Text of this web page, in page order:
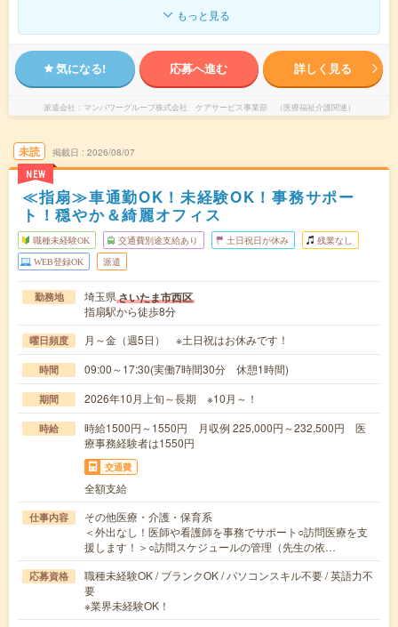
もっと見る
気になる! 応募へ進む 詳しく見る
派遣会社 マンパワーグループ株式会社 ケアサービス事業部 （医療福祉介護関連）
未読
NEW
掲載日 2026/08/07
≪指扇≫車通勤OK！未経験OK！事務サポー
ト！穏やか＆綺麗オフィス
職種未経験OK 交通費別途支給あり 土日祝日が休み 残業なし
WEB登録OK 派遣
勤務地 埼玉県さいたま市西区
指扇駅から徒歩8分
曜日頻度 月～金（週5日） ※土日祝はお休みです！
時間 09:00～17:30(実働7時間30分 休憩1時間)
期間 2026年10月上旬～長期 ※10月～！
時給
時給1500円～1550円 月収例 225,000円～232,500円 医
療事務経験者は1550円
交通費
全額支給
仕事内容
その他医療・介護・保育系
＜外出なし！医師や看護師を事務でサポート○訪問医療を支
援します！＞○訪問スケジュールの管理（先生の依…
応募資格
職種未経験OK / ブランクOK / パソコンスキル不要 / 英語力不
要
※業界未経験OK！